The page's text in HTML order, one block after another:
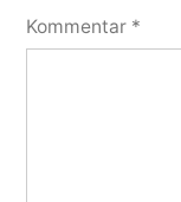
Kommentar *